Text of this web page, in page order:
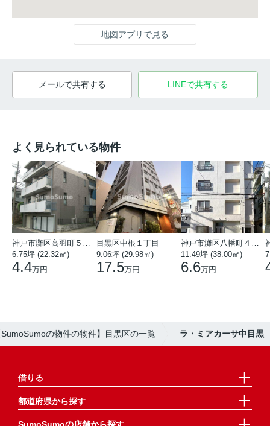
地図アプリで見る
メールで共有する LINEで共有する
よく見られている物件
6.75坪 (22.32㎡)
4.4万円
目黒区中根１丁目
9.06坪 (29.98㎡)
17.5万円
11.49坪 (38.00㎡)
6.6万円
の物件の物件】目黒区の一覧 ラ・ミアカーサ中目黒
借りる
都道府県から探す